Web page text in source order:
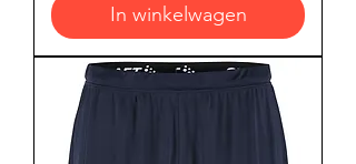
In winkelwagen